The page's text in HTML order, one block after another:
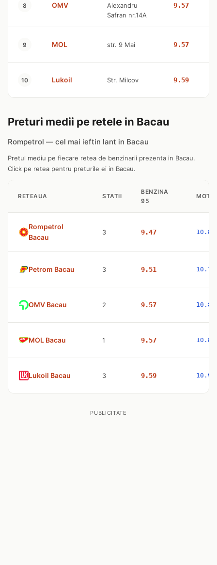
8 OMV
Alexandru
Safran nr.14A
9.57
9 MOL str. 9 Mai 9.57
10 Lukoil Str. Milcov 9.59
Preturi medii pe retele in Bacau
Rompetrol — cel mai ieftin lant in Bacau
Pretul mediu pe fiecare retea de benzinarii prezenta in Bacau.
Click pe retea pentru preturile ei in Bacau.
RETEAUA STATII
BENZINA
95
Rompetrol
Bacau
3 9.47 10.83
Petrom Bacau 3 9.51 10.77
OMV Bacau 2 9.57 10.83
MOL Bacau 1 9.57 10.83
Lukoil Bacau 3 9.59 10.98
PUBLICITATE